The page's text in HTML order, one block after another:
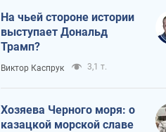
На чьей стороне истории
выступает Дональд
Трамп?
Виктор Каспрук 3,1 т.
Хозяева Черного моря: о
казацкой морской славе